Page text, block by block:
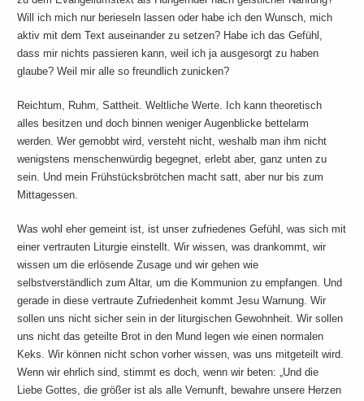
Will ich mich nur berieseln lassen oder habe ich den Wunsch, mich
aktiv mit dem Text auseinander zu setzen? Habe ich das Gefühl,
dass mir nichts passieren kann, weil ich ja ausgesorgt zu haben
glaube? Weil mir alle so freundlich zunicken?
Reichtum, Ruhm, Sattheit. Weltliche Werte. Ich kann theoretisch
alles besitzen und doch binnen weniger Augenblicke bettelarm
werden. Wer gemobbt wird, versteht nicht, weshalb man ihm nicht
wenigstens menschenwürdig begegnet, erlebt aber, ganz unten zu
sein. Und mein Frühstücksbrötchen macht satt, aber nur bis zum
Mittagessen.
Was wohl eher gemeint ist, ist unser zufriedenes Gefühl, was sich mit
einer vertrauten Liturgie einstellt. Wir wissen, was drankommt, wir
wissen um die erlösende Zusage und wir gehen wie
selbstverständlich zum Altar, um die Kommunion zu empfangen. Und
gerade in diese vertraute Zufriedenheit kommt Jesu Warnung. Wir
sollen uns nicht sicher sein in der liturgischen Gewohnheit. Wir sollen
uns nicht das geteilte Brot in den Mund legen wie einen normalen
Keks. Wir können nicht schon vorher wissen, was uns mitgeteilt wird.
Wenn wir ehrlich sind, stimmt es doch, wenn wir beten: „Und die
Liebe Gottes, die größer ist als alle Vernunft, bewahre unsere Herzen